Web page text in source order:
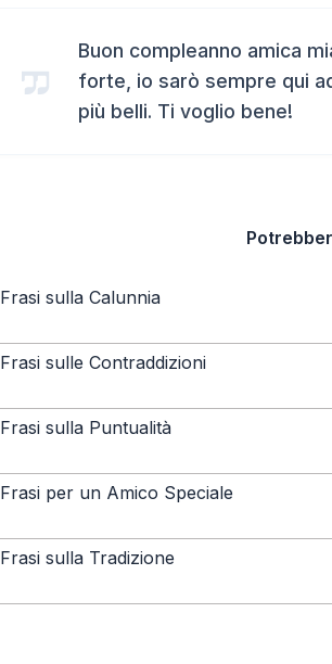
Buon compleanno amica
forte, io sarò sempre qui
più belli. Ti voglio bene!
Frasi sulla Calunnia
Frasi sulle Contraddizioni
Frasi sulla Puntualità
Frasi per un Amico Speciale
Frasi sulla Tradizione